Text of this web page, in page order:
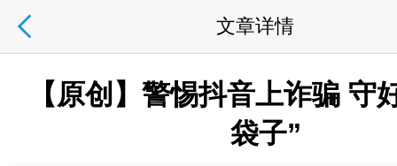
文章详情
【原创】警惕抖音上诈骗 守
袋子”